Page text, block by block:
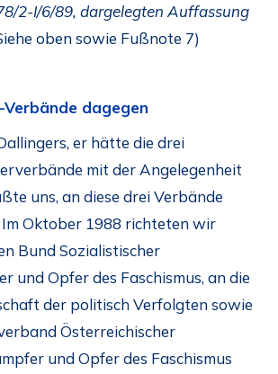
2-I/6/89, dargelegten Auffassung
oben sowie Fußnote 7)
dagegen
er hätte die drei
mit der Angelegenheit
uns, an diese drei Verbände
Oktober 1988 richteten wir
Bund Sozialistischer
und Opfer des Faschismus, an die
der politisch Verfolgten sowie
Österreichischer
und Opfer des Faschismus